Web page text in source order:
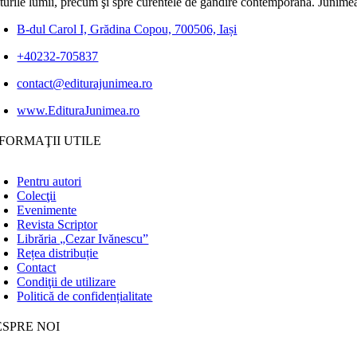
B-dul Carol I, Grădina Copou, 700506, Iași
+40232-705837
contact@editurajunimea.ro
www.EdituraJunimea.ro
UTILE
Pentru autori
Colecţii
Evenimente
Revista Scriptor
Librăria „Cezar Ivănescu”
Rețea distribuție
Contact
Condiţii de utilizare
Politică de confidențialitate
NOI